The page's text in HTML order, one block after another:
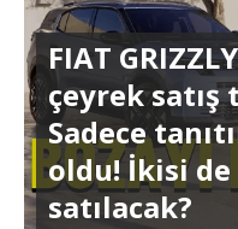
FIAT
çeyrek
Sadece
oldu! İkisi de
satılacak?